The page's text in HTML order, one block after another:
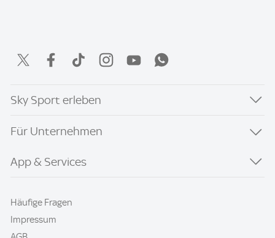
Sky Sport erleben
Für Unternehmen
App & Services
Häufige Fragen
Impressum